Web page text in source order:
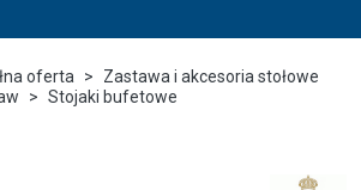
oferta
Zastawa i akcesoria stołowe
Stojaki bufetowe